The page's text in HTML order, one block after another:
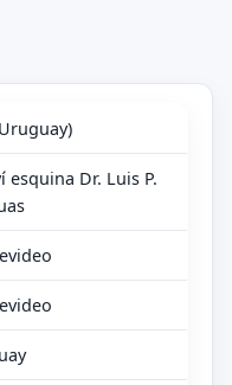
esquina Dr. Luis P.